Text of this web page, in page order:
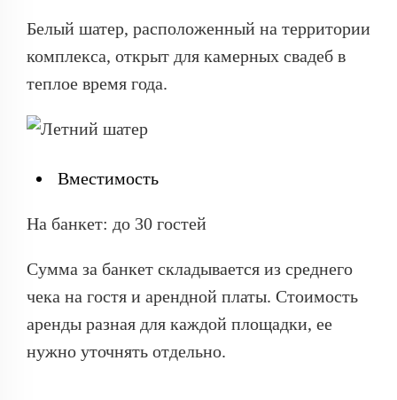
Белый шатер, расположенный на территории
комплекса, открыт для камерных свадеб в
теплое время года.
Вместимость
На банкет: до 30 гостей
Сумма за банкет складывается из среднего
чека на гостя и арендной платы. Стоимость
аренды разная для каждой площадки, ее
нужно уточнять отдельно.